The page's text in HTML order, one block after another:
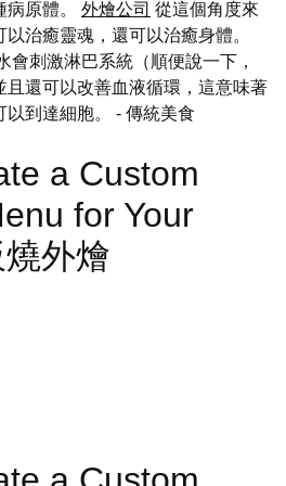
病原體。 外燴公司 從這個角度來
治癒靈魂，還可以治癒身體。
會刺激淋巴系統（順便說一下，
且還可以改善血液循環，這意味著
到達細胞。 - 傳統美食
a Custom
for Your
外燴